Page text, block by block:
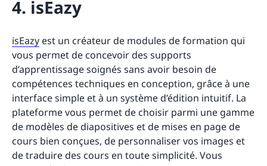
4. isEazy
isEazy est un créateur de modules de formation qui
vous permet de concevoir des supports
d’apprentissage soignés sans avoir besoin de
compétences techniques en conception, grâce à une
interface simple et à un système d’édition intuitif. La
plateforme vous permet de choisir parmi une gamme
de modèles de diapositives et de mises en page de
cours bien conçues, de personnaliser vos images et
de traduire des cours en toute simplicité. Vous